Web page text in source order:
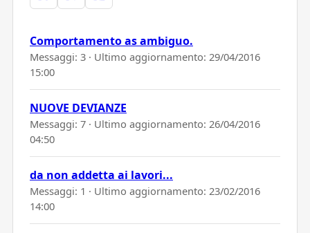
Comportamento as ambiguo.
Messaggi: 3 · Ultimo aggiornamento: 29/04/2016
15:00
NUOVE DEVIANZE
Messaggi: 7 · Ultimo aggiornamento: 26/04/2016
04:50
da non addetta ai lavori...
Messaggi: 1 · Ultimo aggiornamento: 23/02/2016
14:00